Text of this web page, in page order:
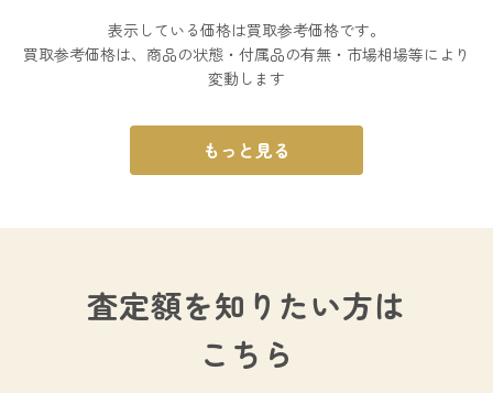
表示している価格は買取参考価格です。
買取参考価格は、商品の状態・付属品の有無・市場相場等により
変動します
もっと見る
査定額を知りたい方は
こちら